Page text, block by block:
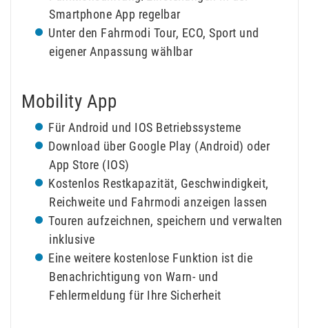
Smartphone App regelbar
Unter den Fahrmodi Tour, ECO, Sport und
eigener Anpassung wählbar
Mobility App
Für Android und IOS Betriebssysteme
Download über Google Play (Android) oder
App Store (IOS)
Kostenlos Restkapazität, Geschwindigkeit,
Reichweite und Fahrmodi anzeigen lassen
Touren aufzeichnen, speichern und verwalten
inklusive
Eine weitere kostenlose Funktion ist die
Benachrichtigung von Warn- und
Fehlermeldung für Ihre Sicherheit